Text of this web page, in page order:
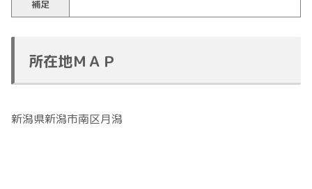
補足
所在地ＭＡＰ
新潟県新潟市南区月潟